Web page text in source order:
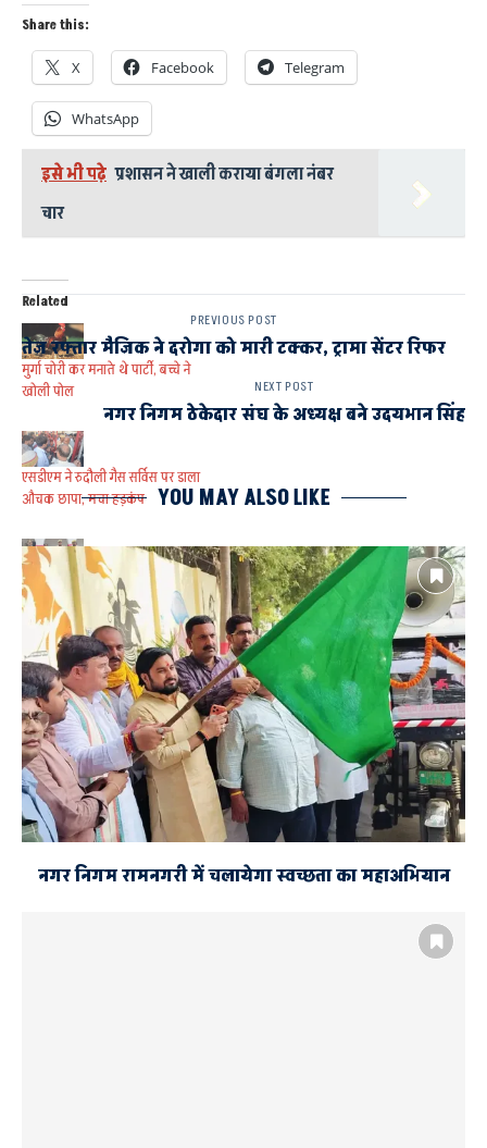
Share this:
X Facebook Telegram
WhatsApp
इसे भी पढ़े प्रशासन ने खाली कराया बंगला नंबर
चार
Related
मुर्गा चोरी कर मनाते थे पार्टी, बच्चे ने
खोली पोल
एसडीएम ने रुदौली गैस सर्विस पर डाला
औचक छापा, मचा हड़कंप
चोरी का आरोपी गिरफ्तार, चाकू व
नकदी बरामद
PREVIOUS POST
तेज रफ्तार मैजिक ने दरोगा को मारी टक्कर, ट्रामा सेंटर रिफर
NEXT POST
नगर निगम ठेकेदार संघ के अध्यक्ष बने उदयभान सिंह
YOU MAY ALSO LIKE
नगर निगम रामनगरी में चलायेगा स्वच्छता का महाअभियान